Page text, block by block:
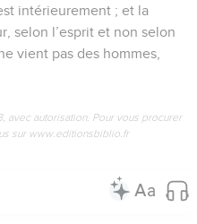
intérieurement ; et la
selon l’esprit et non selon
vient pas des hommes,
avec autorisation. Pour vous procurer
sur www.editionsbiblio.fr